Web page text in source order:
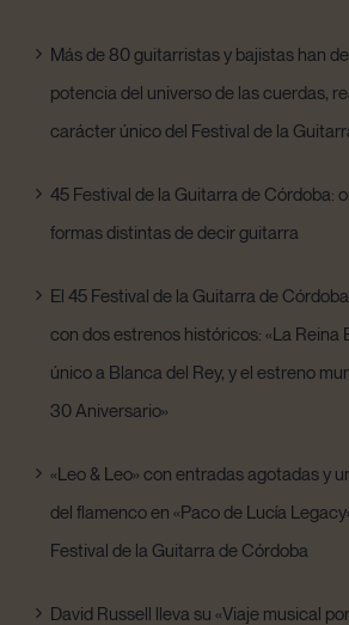
Más de 80 guitarristas y bajistas han
potencia del universo de las cuerdas,
carácter único del Festival de la
45 Festival de la Guitarra de Córdoba:
formas distintas de decir guitarra
El 45 Festival de la Guitarra de
con dos estrenos históricos: «La Reina
único a Blanca del Rey, y el estreno
30 Aniversario»
«Leo & Leo» con entradas agotadas y
del flamenco en «Paco de Lucía
Festival de la Guitarra de Córdoba
David Russell lleva su «Viaje musical